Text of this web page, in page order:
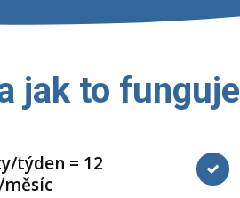
jak to funguje
týden = 12